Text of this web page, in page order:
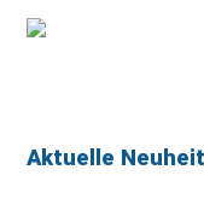
Aktuelle